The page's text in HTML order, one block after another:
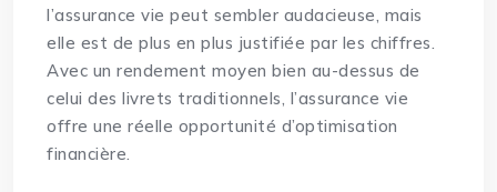
l’assurance vie peut sembler audacieuse, mais
elle est de plus en plus justifiée par les chiffres.
Avec un rendement moyen bien au-dessus de
celui des livrets traditionnels, l’assurance vie
offre une réelle opportunité d’optimisation
financière.